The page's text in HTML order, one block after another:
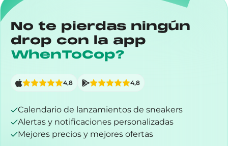
No te pierdas ningún
drop con la app
WhenToCop?
Calendario de lanzamientos de sneakers
Alertas y notificaciones personalizadas
Mejores precios y mejores ofertas
4,8 4,8